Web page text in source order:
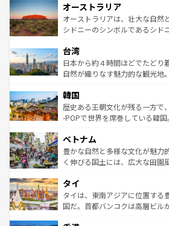
部のニューオーリンズでは、音
文化が魅力。旅行者はアメリカ
しみながら、その多様性と豊か
ならではの贅沢な旅のスタイルだ。 なお、新着のアメ
情報はコンテンツ一覧を参照し
ワイ島は見逃せない。また、定
島だが、静かな自然を求めるな
おすすめ。エメラルドグリーン
れるおもてなしの心で訪れる人
人々、おいしいローカルフード
ク、伝統的なフラダンスなど、
ワイを、存分に味わってほしい。 なお、新着のハワイ情報
はコンテンツ一覧を参照してほ
オーストラリア
オーストラリアは、壮大な自然
シドニーのシンボルであるシド
リアリーフや大陸中央部にそび
ク）、タスマニアの美しい原生
ど、見どころがたくさん。また
いる。アクティビティも充実し
ビング、ハイキングなど、アウ
い。オーストラリアの多彩な魅
参照してほしい。
台湾
日本から約４時間ほどでたどり
自然が織りなす魅力的な観光地
ン）、静ひつな山岳地帯である
と山間の静けさが共存しており
驚きをもたらしてくれる。また
容にもいいと評判のスイーツな
が味わえる。 なお、新着の
照してほしい。
韓国
歴史ある王朝文化が残る一方で
-POPで世界を席巻している韓
き、地方に足を延ばせば四季折
できる。そして、キムチや焼肉
まで、さまざまな韓国料理が待
リティに包まれながら、韓国の
わってみてほしい。
覧を参照してほしい。
ベトナム
豊かな自然と多様な文化が魅力
く伸びる国土には、広大な田園
急速な発展と共に伝統が息づく
ーチミン市のフランス統治時代
醸し出している。また、バラエ
タイ
タイは、東南アジアに位置する
国だ。首都バンコクは高層ビル